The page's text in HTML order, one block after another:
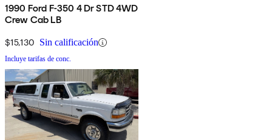
1990 Ford F-350 4 Dr STD 4WD
Crew Cab LB
$15,130 Sin calificación
Incluye tarifas de conc.